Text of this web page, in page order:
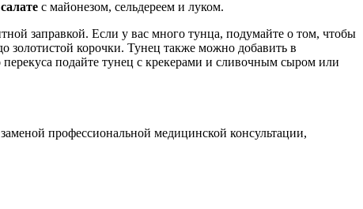
с майонезом, сельдереем и луком.
заправкой. Если у вас много тунца, подумайте о том, чтобы
корочки. Тунец также можно добавить в
перекуса подайте тунец с крекерами и сливочным сыром или
профессиональной медицинской консультации,